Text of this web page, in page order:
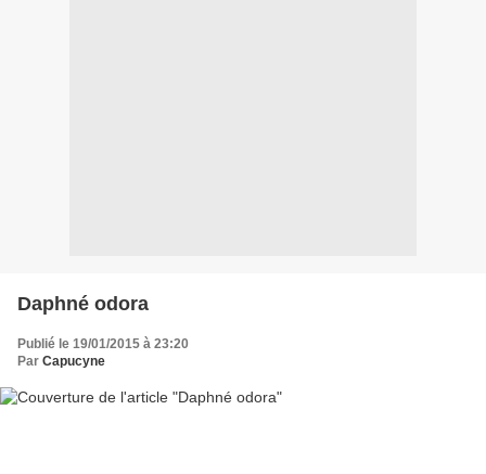
Daphné odora
Publié le 19/01/2015 à 23:20
Par Capucyne